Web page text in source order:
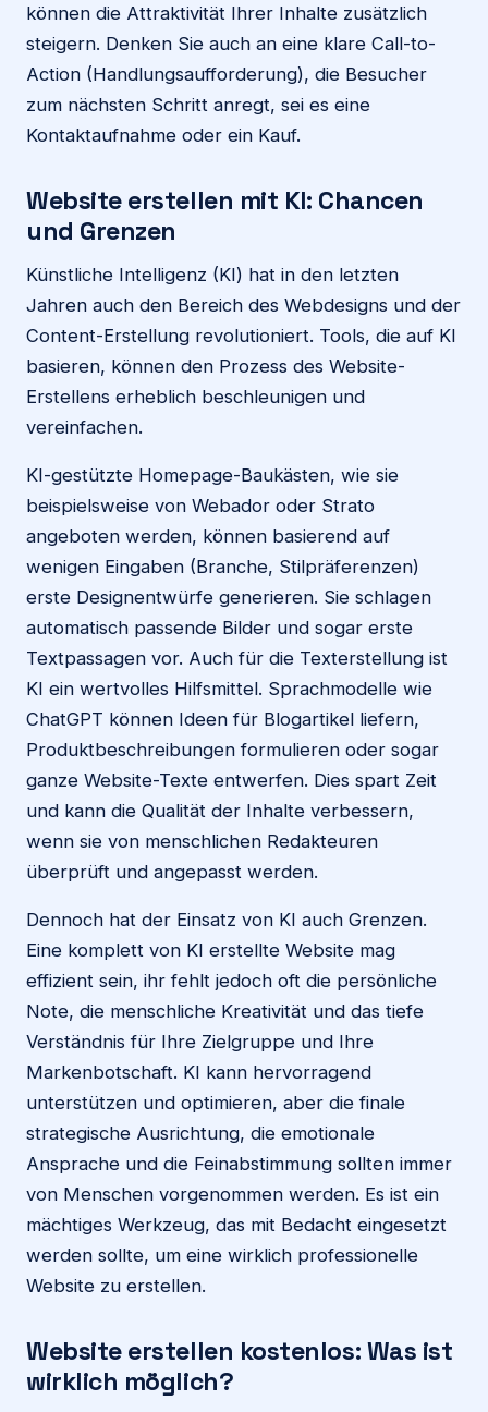
können die Attraktivität Ihrer Inhalte zusätzlich
steigern. Denken Sie auch an eine klare Call-to-
Action (Handlungsaufforderung), die Besucher
zum nächsten Schritt anregt, sei es eine
Kontaktaufnahme oder ein Kauf.
Website erstellen mit KI: Chancen
und Grenzen
Künstliche Intelligenz (KI) hat in den letzten
Jahren auch den Bereich des Webdesigns und der
Content-Erstellung revolutioniert. Tools, die auf KI
basieren, können den Prozess des Website-
Erstellens erheblich beschleunigen und
vereinfachen.
KI-gestützte Homepage-Baukästen, wie sie
beispielsweise von Webador oder Strato
angeboten werden, können basierend auf
wenigen Eingaben (Branche, Stilpräferenzen)
erste Designentwürfe generieren. Sie schlagen
automatisch passende Bilder und sogar erste
Textpassagen vor. Auch für die Texterstellung ist
KI ein wertvolles Hilfsmittel. Sprachmodelle wie
ChatGPT können Ideen für Blogartikel liefern,
Produktbeschreibungen formulieren oder sogar
ganze Website-Texte entwerfen. Dies spart Zeit
und kann die Qualität der Inhalte verbessern,
wenn sie von menschlichen Redakteuren
überprüft und angepasst werden.
Dennoch hat der Einsatz von KI auch Grenzen.
Eine komplett von KI erstellte Website mag
effizient sein, ihr fehlt jedoch oft die persönliche
Note, die menschliche Kreativität und das tiefe
Verständnis für Ihre Zielgruppe und Ihre
Markenbotschaft. KI kann hervorragend
unterstützen und optimieren, aber die finale
strategische Ausrichtung, die emotionale
Ansprache und die Feinabstimmung sollten immer
von Menschen vorgenommen werden. Es ist ein
mächtiges Werkzeug, das mit Bedacht eingesetzt
werden sollte, um eine wirklich professionelle
Website zu erstellen.
Website erstellen kostenlos: Was ist
wirklich möglich?